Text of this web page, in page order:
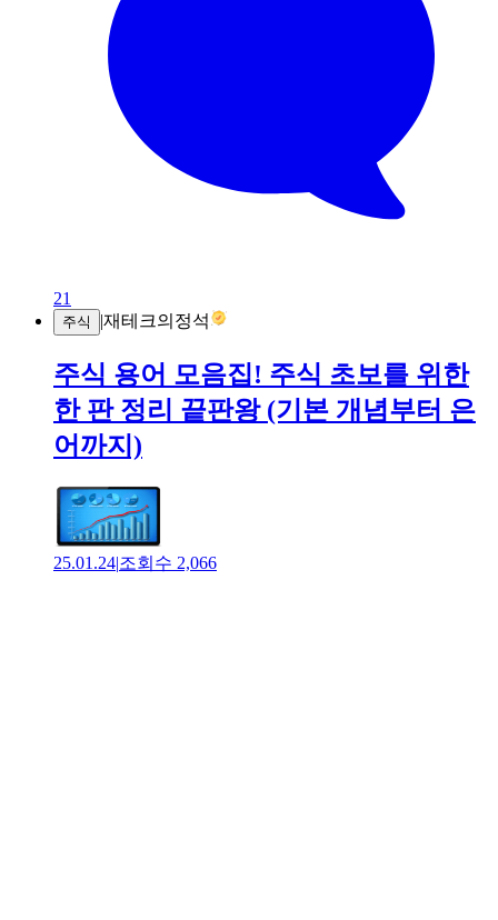
21
주식 |재테크의정석
주식 용어 모음집! 주식 초보를 위한
한 판 정리 끝판왕 (기본 개념부터 은
어까지)
25.01.24|조회수 2,066